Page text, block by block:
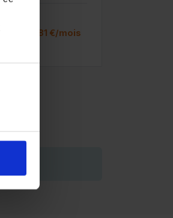
de 442.81 €/mois